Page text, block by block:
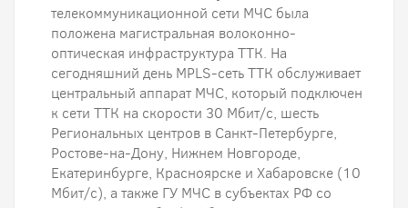
телекоммуникационной сети МЧС была
положена магистральная волоконно-
оптическая инфраструктура ТТК. На
сегодняшний день MPLS-сеть ТТК обслуживает
центральный аппарат МЧС, который подключен
к сети ТТК на скорости 30 Мбит/с, шесть
Региональных центров в Санкт-Петербурге,
Ростове-на-Дону, Нижнем Новгороде,
Екатеринбурге, Красноярске и Хабаровске (10
Мбит/с), а также ГУ МЧС в субъектах РФ со